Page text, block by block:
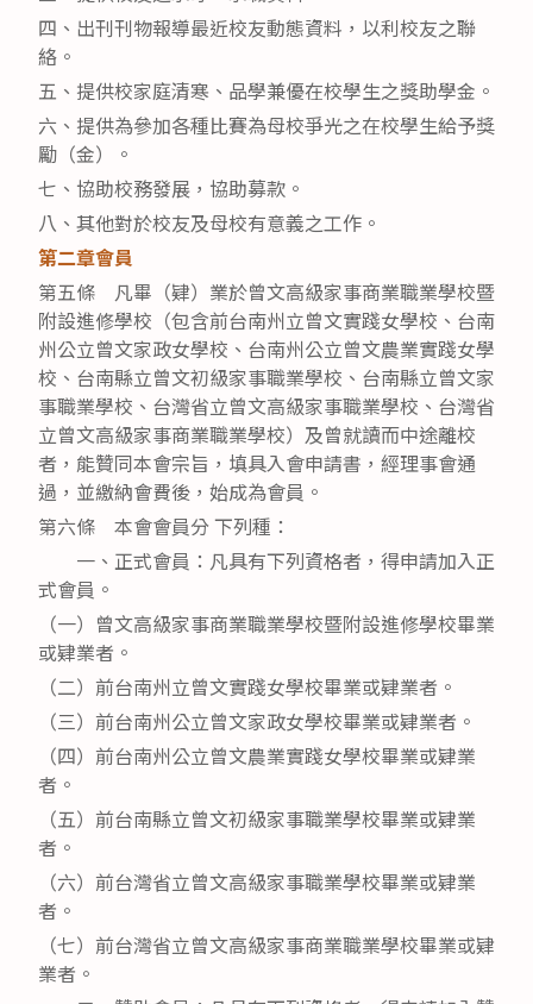
四、出刊刊物報導最近校友動態資料，以利校友之聯
絡。
五、提供校家庭清寒、品學兼優在校學生之獎助學金。
六、提供為參加各種比賽為母校爭光之在校學生給予獎
勵（金）。
七、協助校務發展，協助募款。
八、其他對於校友及母校有意義之工作。
第二章會員
第五條 凡畢（肄）業於曾文高級家事商業職業學校暨
附設進修學校（包含前台南州立曾文實踐女學校、台南
州公立曾文家政女學校、台南州公立曾文農業實踐女學
校、台南縣立曾文初級家事職業學校、台南縣立曾文家
事職業學校、台灣省立曾文高級家事職業學校、台灣省
立曾文高級家事商業職業學校）及曾就讀而中途離校
者，能贊同本會宗旨，填具入會申請書，經理事會通
過，並繳納會費後，始成為會員。
第六條 本會會員分 下列種：
一、正式會員：凡具有下列資格者，得申請加入正
式會員。
（一）曾文高級家事商業職業學校暨附設進修學校畢業
或肄業者。
（二）前台南州立曾文實踐女學校畢業或肄業者。
（三）前台南州公立曾文家政女學校畢業或肄業者。
（四）前台南州公立曾文農業實踐女學校畢業或肄業
者。
（五）前台南縣立曾文初級家事職業學校畢業或肄業
者。
（六）前台灣省立曾文高級家事職業學校畢業或肄業
者。
（七）前台灣省立曾文高級家事商業職業學校畢業或肄
業者。